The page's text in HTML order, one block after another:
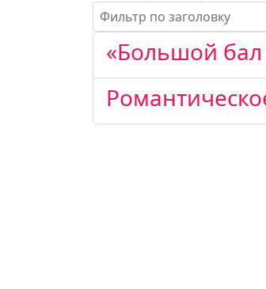
Фильтр по заголовку
«Большой